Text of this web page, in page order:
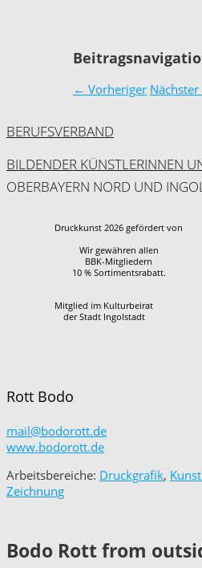
BERUFSVERBAND
BILDENDER KÜNSTLERINNEN
OBERBAYERN NORD UND
Druckkunst 2026 gefördert von
Wir gewähren allen
BBK-Mitgliedern
10 % Sortimentsrabatt.
Mitglied im Kulturbeirat
der Stadt Ingolstadt
← Vorheriger Nächster
Rott Bodo
mail@bodorott.de
www.bodorott.de
Arbeitsbereiche: Druckgrafik,
Zeichnung
Bodo Rott from